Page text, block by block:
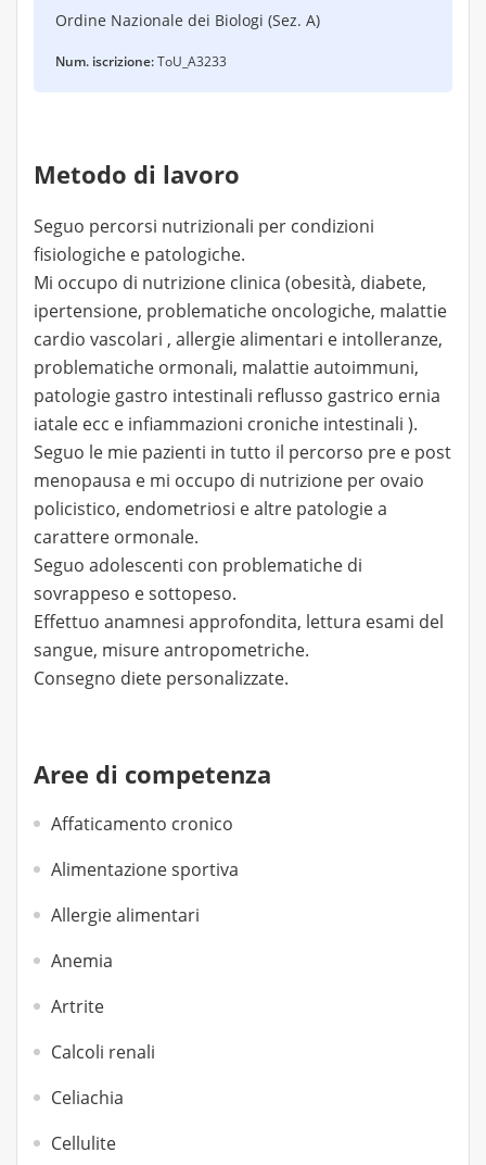
Ordine Nazionale dei Biologi (Sez. A)
Num. iscrizione:ToU_A3233
Metodo di lavoro
Seguo percorsi nutrizionali per condizioni
fisiologiche e patologiche.
Mi occupo di nutrizione clinica (obesità, diabete,
ipertensione, problematiche oncologiche, malattie
cardio vascolari , allergie alimentari e intolleranze,
problematiche ormonali, malattie autoimmuni,
patologie gastro intestinali reflusso gastrico ernia
iatale ecc e infiammazioni croniche intestinali ).
Seguo le mie pazienti in tutto il percorso pre e post
menopausa e mi occupo di nutrizione per ovaio
policistico, endometriosi e altre patologie a
carattere ormonale.
Seguo adolescenti con problematiche di
sovrappeso e sottopeso.
Effettuo anamnesi approfondita, lettura esami del
sangue, misure antropometriche.
Consegno diete personalizzate.
Aree di competenza
Affaticamento cronico
Alimentazione sportiva
Allergie alimentari
Anemia
Artrite
Calcoli renali
Celiachia
Cellulite